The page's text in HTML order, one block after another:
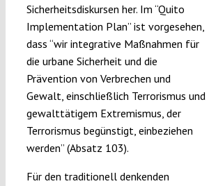
Sicherheitsdiskursen her. Im “Quito
Implementation Plan” ist vorgesehen,
dass “wir integrative Maßnahmen für
die urbane Sicherheit und die
Prävention von Verbrechen und
Gewalt, einschließlich Terrorismus und
gewalttätigem Extremismus, der
Terrorismus begünstigt, einbeziehen
werden” (Absatz 103).
Für den traditionell denkenden